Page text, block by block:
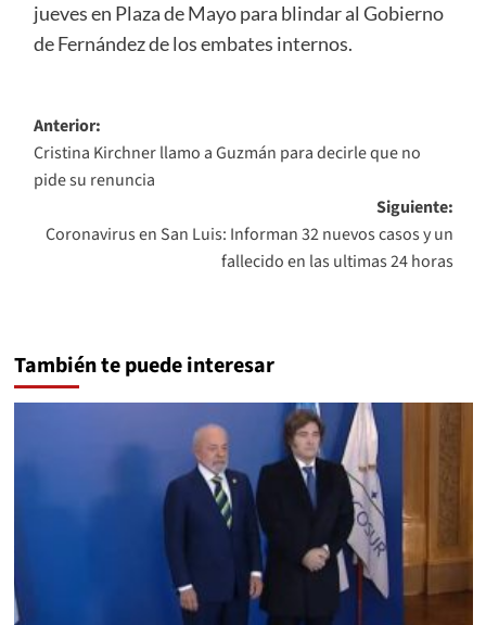
jueves en Plaza de Mayo para blindar al Gobierno
de Fernández de los embates internos.
Navegación
de
entradas
Anterior:
Cristina Kirchner llamo a Guzmán para decirle que no
pide su renuncia
Siguiente:
Coronavirus en San Luis: Informan 32 nuevos casos y un
fallecido en las ultimas 24 horas
También te puede interesar